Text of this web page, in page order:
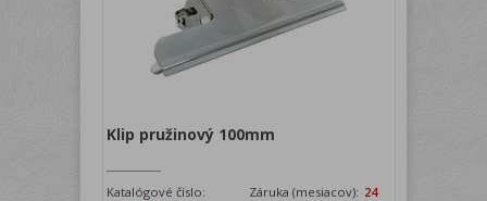
Klip pružinový 100mm
Katalógové číslo:
Záruka (mesiacov): 24